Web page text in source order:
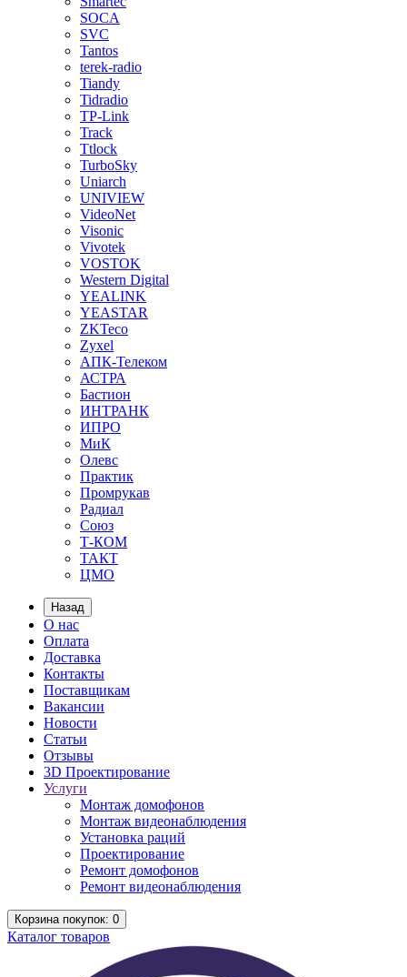
SOCA
SVC
Tantos
terek-radio
Tiandy
Tidradio
TP-Link
Track
Ttlock
TurboSky
Uniarch
UNIVIEW
VideoNet
Visonic
Vivotek
VOSTOK
Western Digital
YEALINK
YEASTAR
ZKTeco
Zyxel
АПК-Телеком
АСТРА
Бастион
ИНТРАНК
ИПРО
МиК
Олевс
Практик
Промрукав
Радиал
Союз
Т-КОМ
ТАКТ
ЦМО
Назад
О нас
Оплата
Доставка
Контакты
Поставщикам
Вакансии
Новости
Статьи
Отзывы
3D Проектирование
Услуги
Монтаж домофонов
Монтаж видеонаблюдения
Установка раций
Проектирование
Ремонт домофонов
Ремонт видеонаблюдения
Корзинапокупок: 0
Каталог товаров